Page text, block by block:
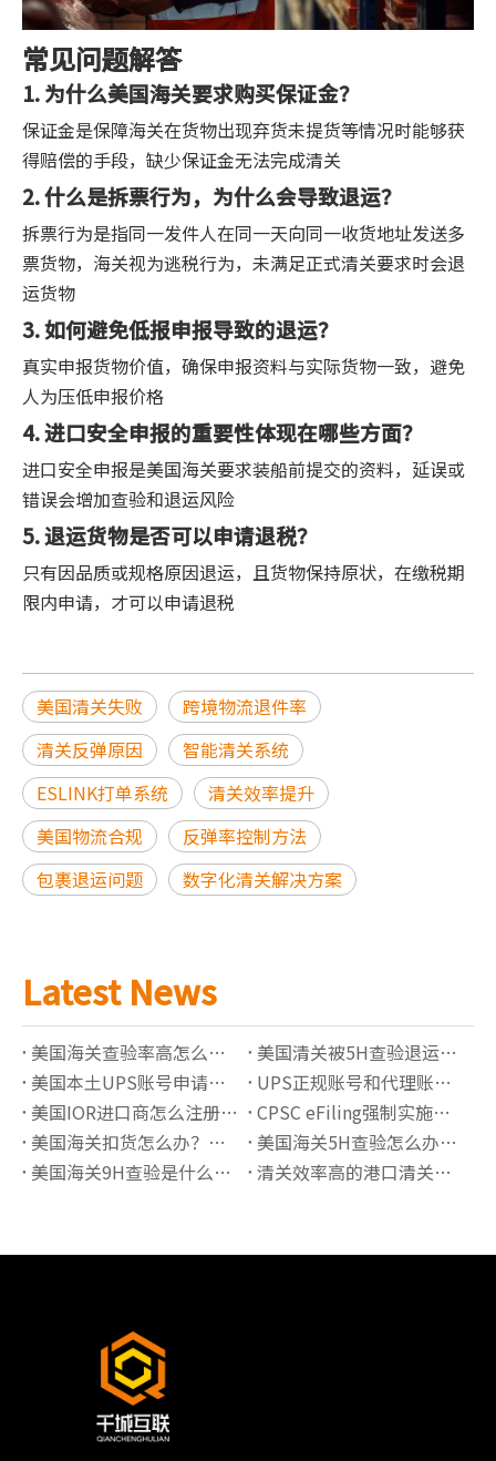
常见问题解答
1. 为什么美国海关要求购买保证金？
保证金是保障海关在货物出现弃货未提货等情况时能够获
得赔偿的手段，缺少保证金无法完成清关
2. 什么是拆票行为，为什么会导致退运？
拆票行为是指同一发件人在同一天向同一收货地址发送多
票货物，海关视为逃税行为，未满足正式清关要求时会退
运货物
3. 如何避免低报申报导致的退运？
真实申报货物价值，确保申报资料与实际货物一致，避免
人为压低申报价格
4. 进口安全申报的重要性体现在哪些方面？
进口安全申报是美国海关要求装船前提交的资料，延误或
错误会增加查验和退运风险
5. 退运货物是否可以申请退税？
只有因品质或规格原因退运，且货物保持原状，在缴税期
限内申请，才可以申请退税
美国清关失败
跨境物流退件率
清关反弹原因
智能清关系统
ESLINK打单系统
清关效率提升
美国物流合规
反弹率控制方法
包裹退运问题
数字化清关解决方案
Latest News
美国海关查验率高怎么办？降低查验风险的6个方法
美国清关被5H查验退运怎么办？完整处理流程解析
美国本土UPS账号申请指南：独立备案账号有哪些优势？
UPS正规账号和代理账号有什么区别？如何选择更稳定的UPS账号服务
美国IOR进口商怎么注册？2026最新要求解析
CPSC eFiling强制实施后如何完成电子申报？
美国海关扣货怎么办？常见原因与处理流程详解
美国海关5H查验怎么办？流程、原因与快速放行指南
美国海关9H查验是什么意思？锁货后如何快速处理
清关效率高的港口清关公司有哪些推荐？